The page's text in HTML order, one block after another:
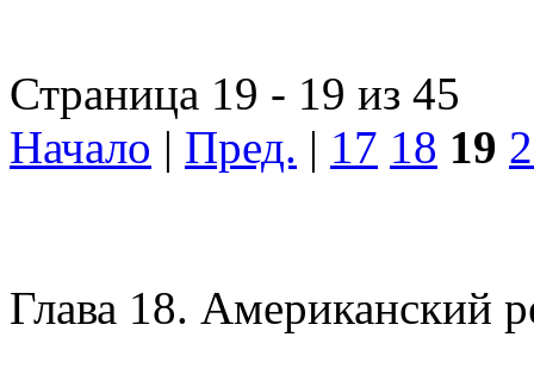
Страница 19 - 19 из 45
Начало | Пред. | 17 18 19
Глава 18. Американский